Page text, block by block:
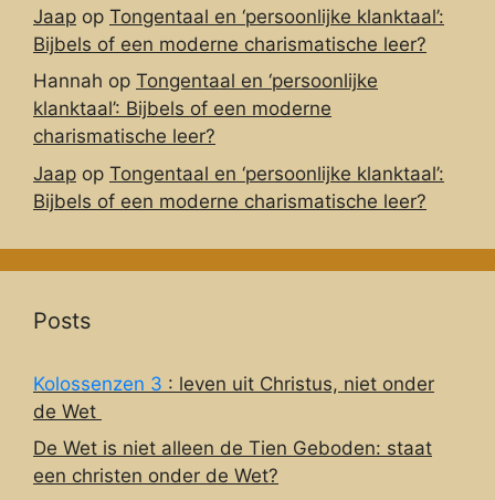
Jaap op Tongentaal en ‘persoonlijke klanktaal’:
Bijbels of een moderne charismatische leer?
Hannah op Tongentaal en ‘persoonlijke
klanktaal’: Bijbels of een moderne
charismatische leer?
Jaap op Tongentaal en ‘persoonlijke klanktaal’:
Bijbels of een moderne charismatische leer?
Posts
Kolossenzen 3 : leven uit Christus, niet onder
de Wet
De Wet is niet alleen de Tien Geboden: staat
een christen onder de Wet?